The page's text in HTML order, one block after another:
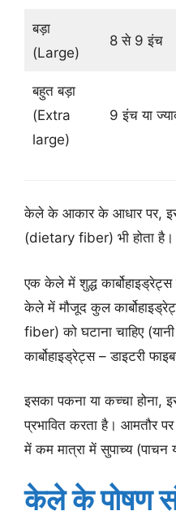
बड़ा
(Large)
8 से 9 इंच
बहुत बड़ा
(Extra
large)
9 इंच या
केले के आकार के आधार पर,
(dietary fiber) भी होता है।
एक केले में शुद्ध
केले में मौजूद कुल
fiber) को घटाना चाहिए
कार्बोहाइड्रेट्स – डाइटरी
इसका पकना या कच्चा होना,
प्रभावित करता है। आमतौर
में कम मात्रा में सुपाच्य (पाचन
केले के पोषण